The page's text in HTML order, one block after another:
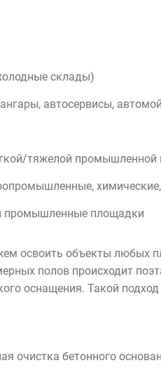
склады)
автосервисы,
тяжелой промышленной
промышленные площадки
освоить объекты любых
полов происходит
оснащения. Такой
очистка бетонного